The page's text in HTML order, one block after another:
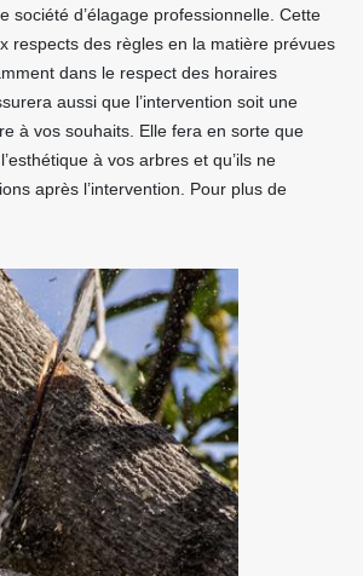
société d’élagage professionnelle. Cette
respects des règles en la matière prévues
dans le respect des horaires
aussi que l’intervention soit une
à vos souhaits. Elle fera en sorte que
à vos arbres et qu’ils ne
après l’intervention. Pour plus de